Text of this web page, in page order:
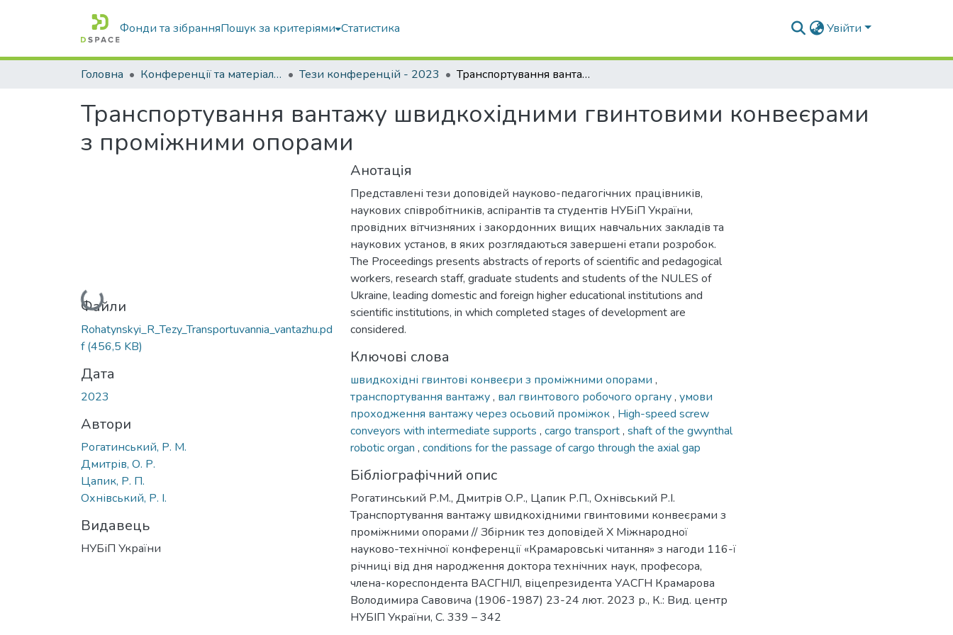
Фонди та зібранняПошук за критеріями Статистика Увійти
Головна Конференції та матеріали конференцій Тези конференцій - 2023 Транспортування вантажу швидкохідними гвинтовими конвеєрами з проміжними опорами
Транспортування вантажу швидкохідними гвинтовими конвеєрами
з проміжними опорами
Вантажиться...
Файли
Rohatynskyi_R_Tezy_Transportuvannia_vantazhu.pd
f(456,5 KB)
Дата
2023
Автори
Рогатинський, Р. М.
Дмитрів, О. Р.
Цапик, Р. П.
Охнівський, Р. І.
Видавець
НУБіП України
Анотація
Представлені тези доповідей науково-педагогічних працівників,
наукових співробітників, аспірантів та студентів НУБіП України,
провідних вітчизняних і закордонних вищих навчальних закладів та
наукових установ, в яких розглядаються завершені етапи розробок.
The Proceedings presents abstracts of reports of scientific and pedagogical
workers, research staff, graduate students and students of the NULES of
Ukraine, leading domestic and foreign higher educational institutions and
scientific institutions, in which completed stages of development are
considered.
Ключові слова
швидкохідні гвинтові конвеєри з проміжними опорами ,
транспортування вантажу, вал гвинтового робочого органу, умови
проходження вантажу через осьовий проміжок, High-speed screw
conveyors with intermediate supports , cargo transport, shaft of the gwynthal
robotic organ , conditions for the passage of cargo through the axial gap
Бібліографічний опис
Рогатинський Р.М., Дмитрів О.Р., Цапик Р.П., Охнівський Р.І.
Транспортування вантажу швидкохідними гвинтовими конвеєрами з
проміжними опорами // Збірник тез доповідей Х Міжнародної
науково-технічної конференції «Крамаровські читання» з нагоди 116-ї
річниці від дня народження доктора технічних наук, професора,
члена-кореспондента ВАСГНІЛ, віцепрезидента УАСГН Крамарова
Володимира Савовича (1906-1987) 23-24 лют. 2023 р., К.: Вид. центр
НУБІП України, С. 339 – 342